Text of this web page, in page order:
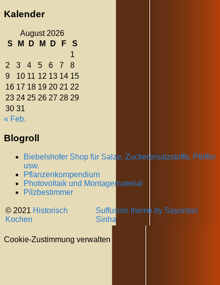
Kalender
August 2026
S
M D M D F
S
1
2
3 4 5 6 7
8
9
10 11 12 13 14 15
16 17 18 19 20 21 22
23 24 25 26 27 28 29
30 31
« Feb.
Blogroll
Biebelshofer Shop für Salze, Zuckerersatzstoffe, Pfeffer
usw.
Pflanzenkompendium
Photovoltaik und Montagematerial
Pilzbestimmer
© 2021 Historisch
Kochen
Suffusion theme by Sayontan
Sinha
Cookie-Zustimmung verwalten